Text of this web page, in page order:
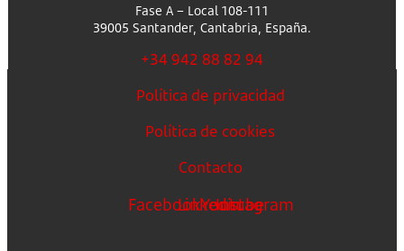
Fase A – Local 108-111
39005 Santander, Cantabria, España.
+34 942 88 82 94
Política de privacidad
Política de cookies
Contacto
FacebookLinkedin
Youtube
Instagram